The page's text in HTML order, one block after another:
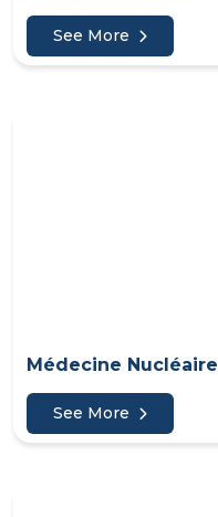
See More
Médecine Nucléaire
See More